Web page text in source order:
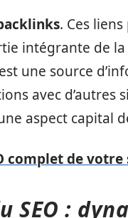
. Ces
intégrante de la
une source
avec d’autres
aspect capital
complet de
SEO :